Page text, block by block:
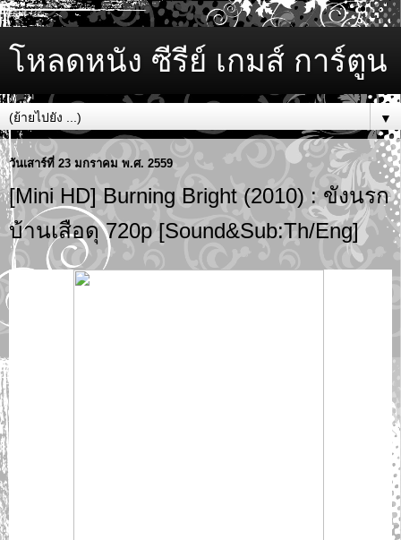
โหลดหนัง ซีรีย์ เกมส์ การ์ตูน
▼
วันเสาร์ที่ 23 มกราคม พ.ศ. 2559
[Mini HD] Burning Bright (2010) : ขังนรก
บ้านเสือดุ 720p [Sound&Sub:Th/Eng]